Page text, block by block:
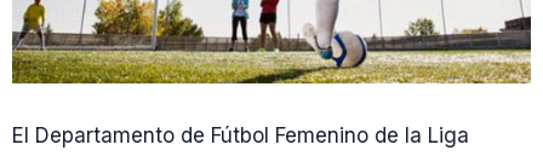
El Departamento de Fútbol Femenino de la Liga